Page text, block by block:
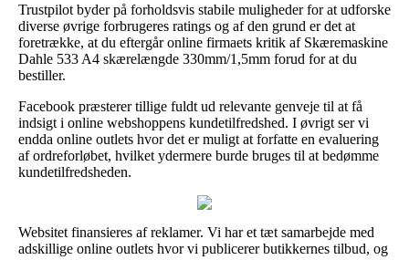
Trustpilot byder på forholdsvis stabile muligheder for at udforske
diverse øvrige forbrugeres ratings og af den grund er det at
foretrække, at du eftergår online firmaets kritik af Skæremaskine
Dahle 533 A4 skærelængde 330mm/1,5mm forud for at du
bestiller.
Facebook præsterer tillige fuldt ud relevante genveje til at få
indsigt i online webshoppens kundetilfredshed. I øvrigt ser vi
endda online outlets hvor det er muligt at forfatte en evaluering
af ordreforløbet, hvilket ydermere burde bruges til at bedømme
kundetilfredsheden.
Websitet finansieres af reklamer. Vi har et tæt samarbejde med
adskillige online outlets hvor vi publicerer butikkernes tilbud, og